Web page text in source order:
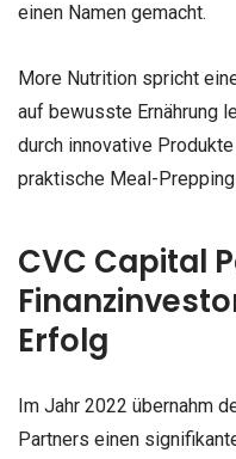
einen Namen gemacht.
More Nutrition spricht
auf bewusste Ernährung
durch innovative
praktische Meal-
CVC Capital
Erfolg
Im Jahr 2022 übernahm
Partners einen